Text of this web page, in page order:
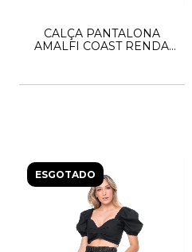
CALÇA PANTALONA
AMALFI COAST RENDA
ESGOTADO